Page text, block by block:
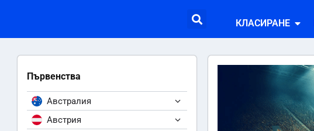
КЛАСИРАНЕ
Първенства
Австралия
Австрия